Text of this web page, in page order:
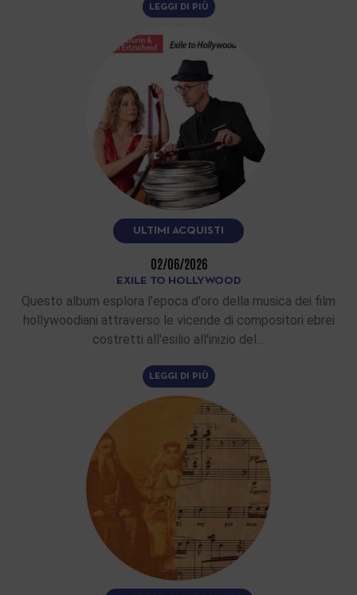
LEGGI DI PIÙ
ULTIMI ACQUISTI
02/06/2026
EXILE TO HOLLYWOOD
Questo album esplora l'epoca d'oro della musica dei film
hollywoodiani attraverso le vicende di compositori ebrei
costretti all'esilio all'inizio del…
LEGGI DI PIÙ